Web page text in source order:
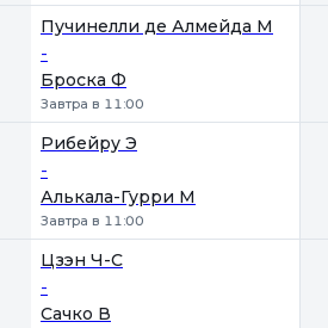
Пучинелли де Алмейда М
-
Броска Ф
Завтра в 11:00
Рибейру Э
-
Алькала-Гурри М
Завтра в 11:00
Цзэн Ч-С
-
Сачко В